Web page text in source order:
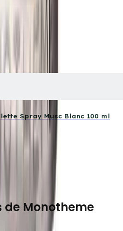
Spray Musc Blanc 100 ml
Monotheme